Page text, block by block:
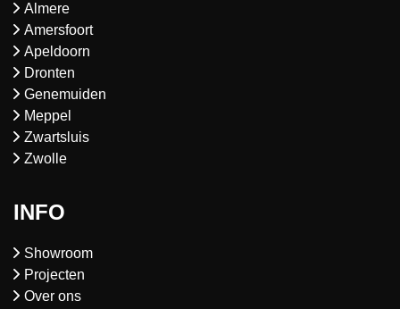
Almere
Amersfoort
Apeldoorn
Dronten
Genemuiden
Meppel
Zwartsluis
Zwolle
INFO
Showroom
Projecten
Over ons